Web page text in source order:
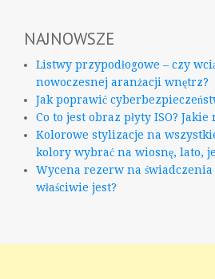
NAJNOWSZE
Listwy przypodłogowe – czy
nowoczesnej aranżacji wnętrz?
Jak poprawić
Co to jest obraz płyty ISO?
Kolorowe stylizacje na
kolory wybrać na wiosnę, lato,
Wycena rezerw na świadczenia
właściwie jest?